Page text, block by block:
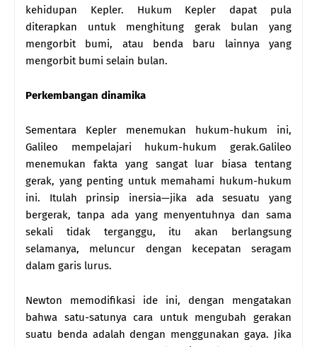
kehidupan Kepler. Hukum Kepler dapat pula
diterapkan untuk menghitung gerak bulan yang
mengorbit bumi, atau benda baru lainnya yang
mengorbit bumi selain bulan.
Perkembangan dinamika
Sementara Kepler menemukan hukum-hukum ini,
Galileo mempelajari hukum-hukum gerak.Galileo
menemukan fakta yang sangat luar biasa tentang
gerak, yang penting untuk memahami hukum-hukum
ini. Itulah prinsip inersia—jika ada sesuatu yang
bergerak, tanpa ada yang menyentuhnya dan sama
sekali tidak terganggu, itu akan berlangsung
selamanya, meluncur dengan kecepatan seragam
dalam garis lurus.
Newton memodifikasi ide ini, dengan mengatakan
bahwa satu-satunya cara untuk mengubah gerakan
suatu benda adalah dengan menggunakan gaya. Jika